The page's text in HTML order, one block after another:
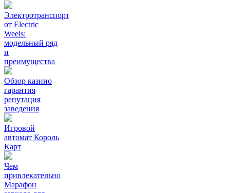
Электротранспорт
от Electric
Weels:
модельный ряд
и
преимущества
Обзор казино
гарантия
репутация
заведения
Игровой
автомат Король
Карт
Чем
привлекательно
Марафон